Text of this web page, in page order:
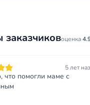
оценка
5 лет
что помогли маме с